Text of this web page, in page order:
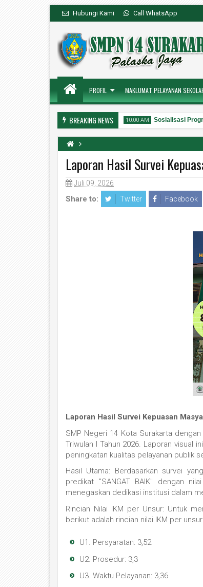
Hubungi Kami Call WhatsApp
PROFIL MAKLUMAT PELAYANAN
BREAKING NEWS
Kanal Layanan Pengaduan Resmi 10:00 AM
31
Sosialisasi
Laporan Hasil Survei
Juli 09, 2026
Share to: Twitter Facebook
Laporan Hasil Survei Kepuasan
SMP Negeri 14 Kota Surakarta
Triwulan I Tahun 2026. Laporan visual ini,
peningkatan kualitas pelayanan publik
Hasil Utama: Berdasarkan survei
predikat "SANGAT BAIK" dengan
menegaskan dedikasi institusi dalam
Rincian Nilai IKM per Unsur: Untuk
berikut adalah rincian nilai IKM per unsur:
U1. Persyaratan: 3,52
U2. Prosedur: 3, 3
U3. Waktu Pelayanan: 3,36